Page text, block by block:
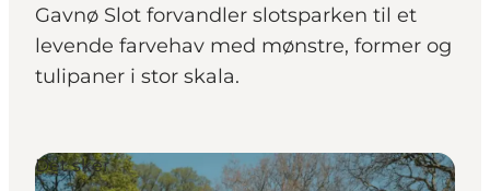
Planlæg din tur
Gavnø Slot forvandler slotsparken til et
levende farvehav med mønstre, former og
tulipaner i stor skala.
Det sker